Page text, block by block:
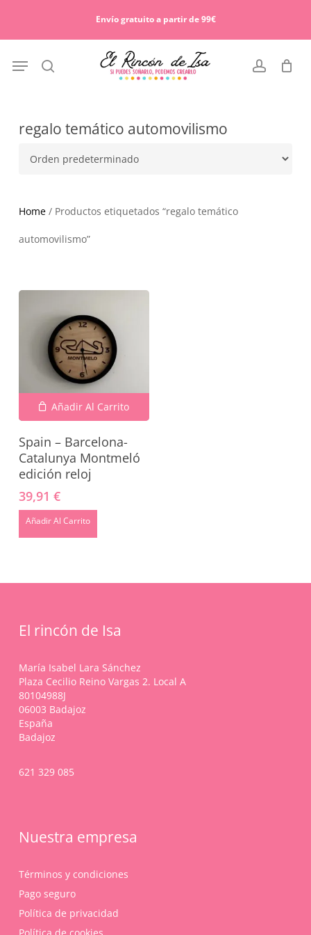
Envío gratuito a partir de 99€
search account
Menu
Cart
regalo temático automovilismo
Home/ Productos etiquetados “regalo temático
automovilismo”
Añadir Al Carrito
Spain – Barcelona-
Catalunya Montmeló
edición reloj
39,91 €
Añadir Al Carrito
El rincón de Isa
María Isabel Lara Sánchez
Plaza Cecilio Reino Vargas 2. Local A
80104988J
06003 Badajoz
España
Badajoz
621 329 085
Nuestra empresa
Términos y condiciones
Pago seguro
Política de privacidad